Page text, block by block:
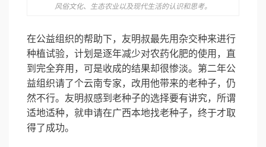
风俗文化、生态农业以及现代生活的认识和思考。
在公益组织的帮助下，友明叔最先用杂交种来进行
种植试验，计划是逐年减少对农药化肥的使用，直
到完全弃用，可是收成的结果却很惨淡。第二年公
益组织请了个云南专家，改用他带来的老种子，仍
然不行。友明叔感到老种子的选择要有讲究，所谓
适地适种，就申请在广西本地找老种子，终于才取
得了成功。